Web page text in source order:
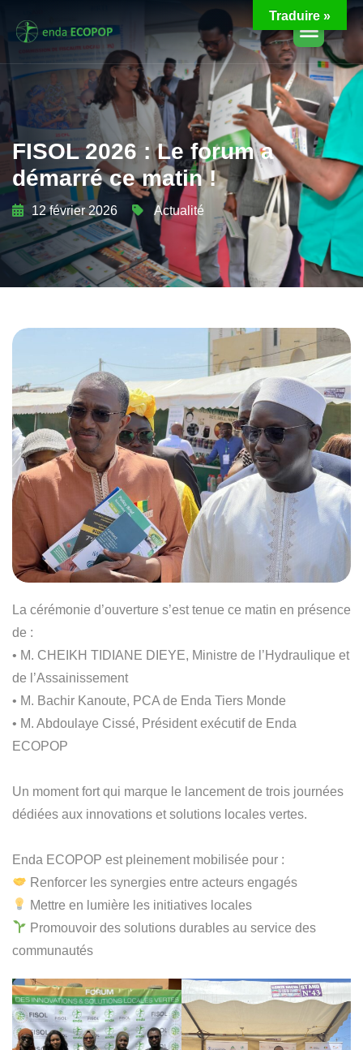
FISOL 2026 : Le forum a
démarré ce matin !
12 février 2026 Actualité
La cérémonie d’ouverture s’est tenue ce matin en présence
de :
• M. CHEIKH TIDIANE DIEYE, Ministre de l’Hydraulique et
de l’Assainissement
• M. Bachir Kanoute, PCA de Enda Tiers Monde
• M. Abdoulaye Cissé, Président exécutif de Enda
ECOPOP
Un moment fort qui marque le lancement de trois journées
dédiées aux innovations et solutions locales vertes.
Enda ECOPOP est pleinement mobilisée pour :
Renforcer les synergies entre acteurs engagés
Mettre en lumière les initiatives locales
Promouvoir des solutions durables au service des
communautés
Traduire »